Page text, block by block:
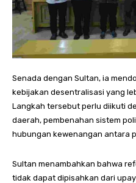
Senada dengan Sultan, ia
kebijakan desentralisasi yang
Langkah tersebut perlu diikuti
daerah, pembenahan sistem
hubungan kewenangan antara
Sultan menambahkan bahwa
tidak dapat dipisahkan dari